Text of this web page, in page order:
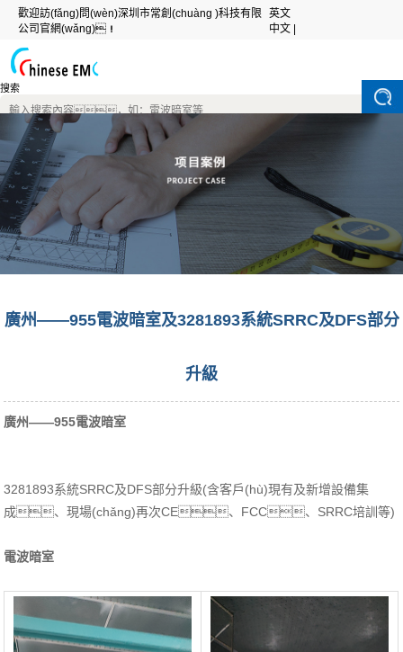
歡迎訪(fǎng)問(wèn)深圳市常創(chuàng )科技有限
公司官網(wǎng)！
英文
中文 |
搜索
廣州——955電波暗室及3281893系統SRRC及DFS部分
升級
廣州——955電波暗室
3281893系統SRRC及DFS部分升級(含客戶(hù)現有及新增設備集
成、現場(chǎng)再次CE、FCC、SRRC培訓等)
電波暗室